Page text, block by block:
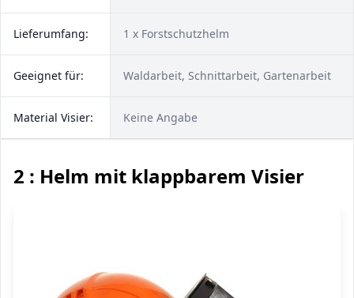
Lieferumfang: 1 x Forstschutzhelm
Geeignet für: Waldarbeit, Schnittarbeit, Gartenarbeit
Material Visier: Keine Angabe
2 : Helm mit klappbarem Visier